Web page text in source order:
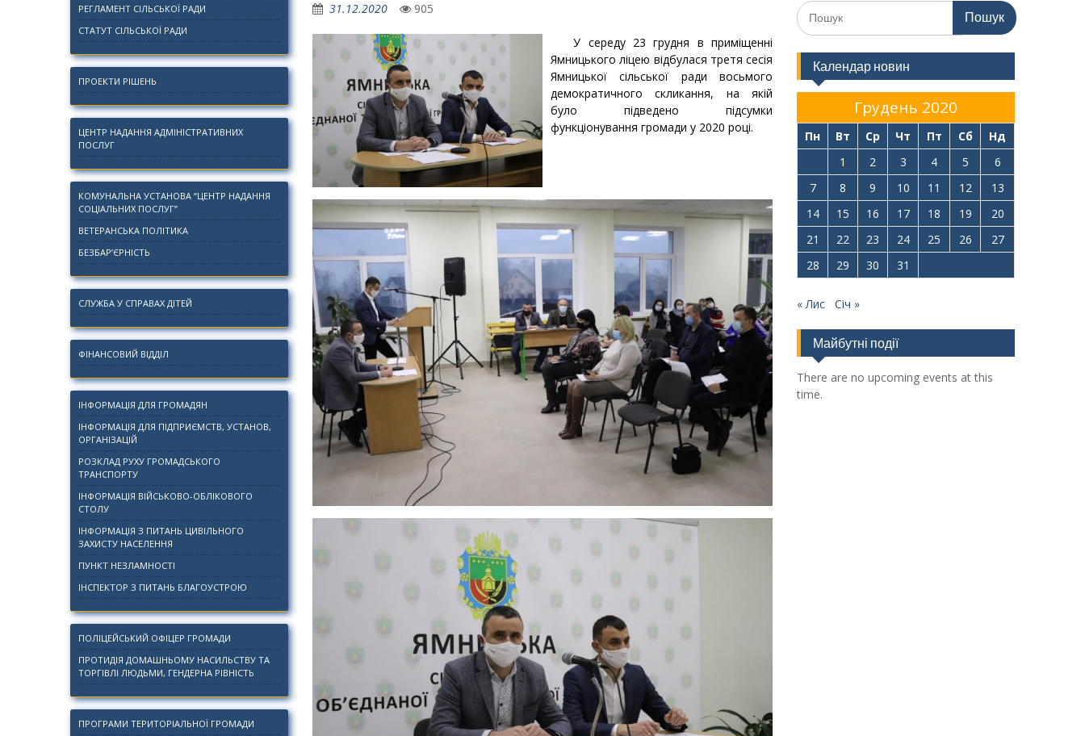
31.12.2020 905
У середу 23 грудня в приміщенні
Ямницького ліцею відбулася третя сесія
Ямницької сільської ради восьмого
демократичного скликання, на якій
було підведено підсумки
функціонування громади у 2020 році.
РЕГЛАМЕНТ СІЛЬСЬКОЇ РАДИ
СТАТУТ СІЛЬСЬКОЇ РАДИ
ПРОЕКТИ РІШЕНЬ
ЦЕНТР НАДАННЯ АДМІНІСТРАТИВНИХ
ПОСЛУГ
КОМУНАЛЬНА УСТАНОВА “ЦЕНТР НАДАННЯ
СОЦІАЛЬНИХ ПОСЛУГ”
ВЕТЕРАНСЬКА ПОЛІТИКА
БЕЗБАР’ЄРНІСТЬ
СЛУЖБА У СПРАВАХ ДІТЕЙ
ФІНАНСОВИЙ ВІДДІЛ
ІНФОРМАЦІЯ ДЛЯ ГРОМАДЯН
ІНФОРМАЦІЯ ДЛЯ ПІДПРИЄМСТВ, УСТАНОВ,
ОРГАНІЗАЦІЙ
РОЗКЛАД РУХУ ГРОМАДСЬКОГО
ТРАНСПОРТУ
ІНФОРМАЦІЯ ВІЙСЬКОВО-ОБЛІКОВОГО
СТОЛУ
ІНФОРМАЦІЯ З ПИТАНЬ ЦИВІЛЬНОГО
ЗАХИСТУ НАСЕЛЕННЯ
ПУНКТ НЕЗЛАМНОСТІ
ІНСПЕКТОР З ПИТАНЬ БЛАГОУСТРОЮ
ПОЛІЦЕЙСЬКИЙ ОФІЦЕР ГРОМАДИ
ПРОТИДІЯ ДОМАШНЬОМУ НАСИЛЬСТВУ ТА
ТОРГІВЛІ ЛЮДЬМИ, ГЕНДЕРНА РІВНІСТЬ
ПРОГРАМИ ТЕРИТОРІАЛЬНОЇ ГРОМАДИ
Шукати:
Календар новин
Грудень 2020
Пн Вт Ср Чт Пт Сб
Нд
1
2 3 4 5
6
7
8 9 10 11 12
13
14
15 16 17 18 19
20
21
22 23 24 25 26
27
28
29 30 31
« Лис Січ »
Майбутні події
There are no upcoming events at this
time.